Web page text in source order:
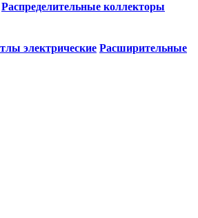
Распределительные коллекторы
электрические Расширительные